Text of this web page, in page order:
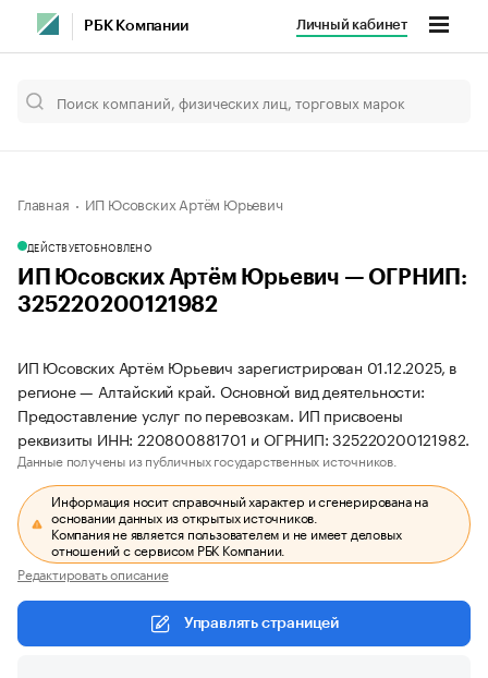
РБК Компании Личный кабинет
Главная ИП Юсовских Артём Юрьевич
ДЕЙСТВУЕТОБНОВЛЕНО
ИП Юсовских Артём Юрьевич — ОГРНИП:
325220200121982
ИП Юсовских Артём Юрьевич зарегистрирован 01.12.2025, в
регионе — Алтайский край. Основной вид деятельности:
Предоставление услуг по перевозкам. ИП присвоены
реквизиты ИНН: 220800881701 и ОГРНИП: 325220200121982.
Данные получены из публичных государственных источников.
Информация носит справочный характер и сгенерирована на
основании данных из открытых источников.
Компания не является пользователем и не имеет деловых
отношений с сервисом РБК Компании.
Редактировать описание
Управлять страницей